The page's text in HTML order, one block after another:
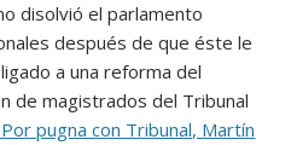
disolvió el parlamento
después de que éste le
a una reforma del
de magistrados del Tribunal
pugna con Tribunal, Martín